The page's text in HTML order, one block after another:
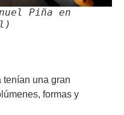
Piña en
tenían una gran
formas y